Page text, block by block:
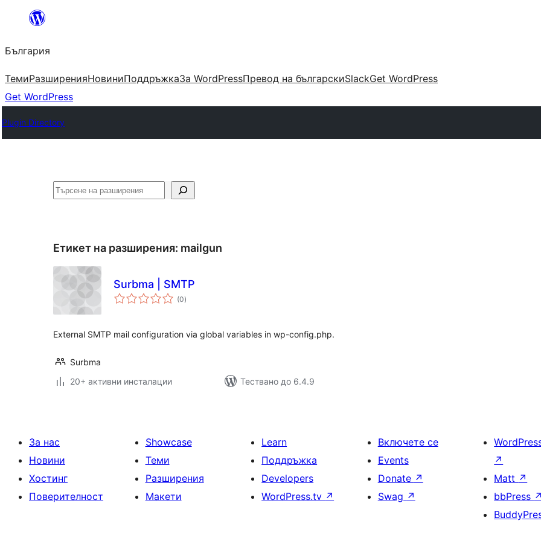
България
ТемиРазширенияНовиниПоддръжкаЗа WordPressПревод на българскиSlackGet WordPress
Get WordPress
Plugin Directory
Търсене
Етикет на разширения: mailgun
Surbma | SMTP
(0общо
оценки
)
External SMTP mail configuration via global variables in wp-config.php.
Surbma
20+ активни инсталации
Тествано до 6.4.9
За нас
Новини
Хостинг
Поверителност
Showcase
Теми
Разширения
Макети
Learn
Поддръжка
Developers
WordPress.tv ↗
Включете се
Events
Donate ↗
Swag ↗
↗
Matt ↗
bbPress ↗